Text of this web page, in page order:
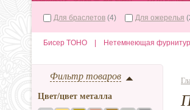
Для браслетов (4) Для ожерелья
Бисер TOHO Нетемнеющая
Фильтр товаров
Цвет/цвет металла